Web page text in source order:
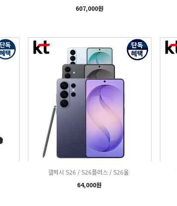
607,000원
갤럭시 S26 / S26플러스 / S26울
64,000원